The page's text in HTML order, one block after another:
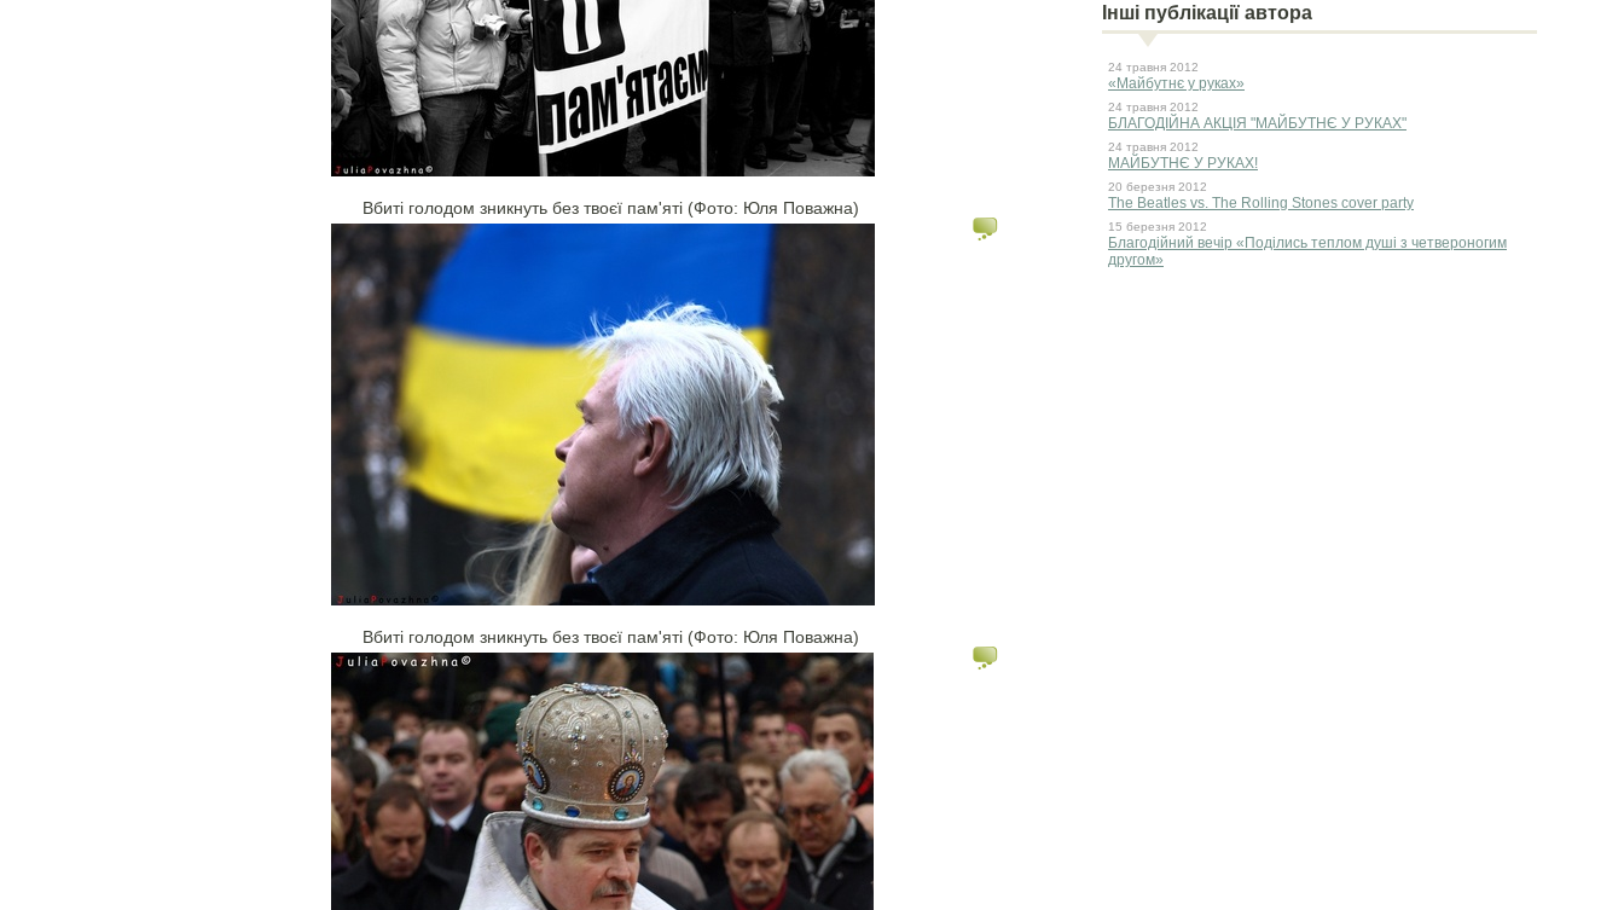
Інші публікації автора
24 травня 2012
«Майбутнє у руках»
24 травня 2012
БЛАГОДІЙНА АКЦІЯ "МАЙБУТНЄ У РУКАХ"
24 травня 2012
МАЙБУТНЄ У РУКАХ!
20 березня 2012
The Beatles vs. The Rolling Stones cover party
15 березня 2012
Благодійний вечір «Поділись теплом душі з четвероногим
другом»
Вбиті голодом зникнуть без твоєї пам'яті (Фото: Юля Поважна)
Вбиті голодом зникнуть без твоєї пам'яті (Фото: Юля Поважна)